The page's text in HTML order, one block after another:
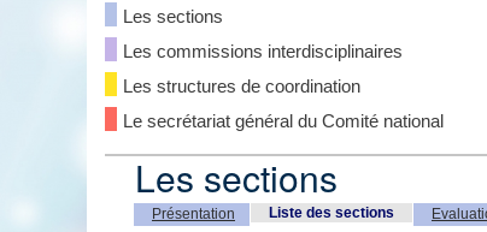
Les sections
Les commissions interdisciplinaires
Les structures de coordination
Le secrétariat général du Comité national
Les sections
Présentation Liste des sections